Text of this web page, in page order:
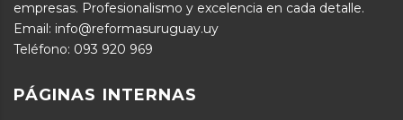
empresas. Profesionalismo y excelencia en cada detalle.
Email: info@reformasuruguay.uy
Teléfono: 093 920 969
PÁGINAS INTERNAS